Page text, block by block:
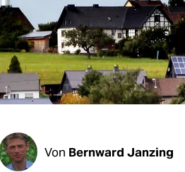
Von Bernward Janzing